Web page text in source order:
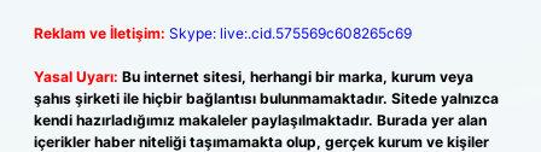
Reklam ve İletişim: Skype: live:.cid.575569c608265c69
Yasal Uyarı: Bu internet sitesi, herhangi bir marka, kurum veya
şahıs şirketi ile hiçbir bağlantısı bulunmamaktadır. Sitede yalnızca
kendi hazırladığımız makaleler paylaşılmaktadır. Burada yer alan
içerikler haber niteliği taşımamakta olup, gerçek kurum ve kişiler